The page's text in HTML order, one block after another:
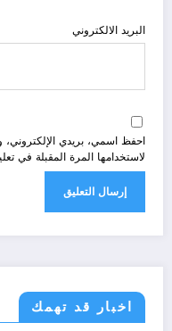
البريد الالكتروني
احفظ اسمي، بريدي الإلكتروني،
لاستخدامها المرة المقبلة في
اخبار قد تهمك